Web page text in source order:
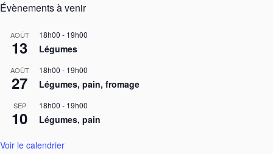
Évènements à venir
AOÛT
13
18h00 - 19h00
Légumes
AOÛT
27
18h00 - 19h00
Légumes, pain, fromage
SEP
10
18h00 - 19h00
Légumes, pain
Voir le calendrier